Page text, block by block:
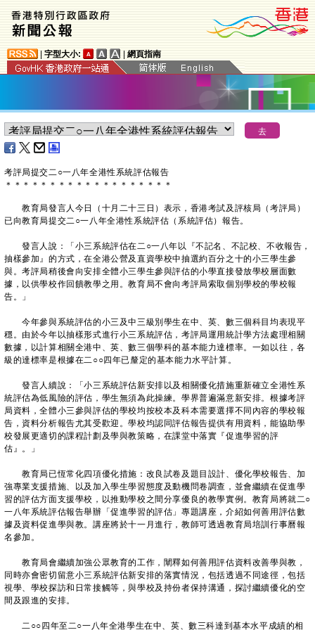
字型大小: 網頁指南
考評局提交二○一八年全港性系統評估報告
＊ ＊ ＊ ＊ ＊ ＊ ＊ ＊ ＊ ＊ ＊ ＊ ＊ ＊ ＊ ＊ ＊ ＊ ＊
教育局發言人今日（十月二十三日）表示，香港考試及評核局（考評局）
已向教育局提交二○一八年全港性系統評估（系統評估）報告。
發言人說：「小三系統評估在二○一八年以『不記名、不記校、不收報告，
抽樣參加』的方式，在全港公營及直資學校中抽選約百分之十的小三學生參
與。考評局稍後會向安排全體小三學生參與評估的小學直接發放學校層面數
據，以供學校作回饋教學之用。教育局不會向考評局索取個別學校的學校報
告。」
今年參與系統評估的小三及中三級別學生在中、英、數三個科目均表現平
穩。由於今年以抽樣形式進行小三系統評估，考評局運用統計學方法處理相關
數據，以計算相關全港中、英、數三個學科的基本能力達標率。一如以往，各
級的達標率是根據在二○○四年已釐定的基本能力水平計算。
發言人續說：「小三系統評估新安排以及相關優化措施重新確立全港性系
統評估為低風險的評估，學生無須為此操練。學界普遍滿意新安排。根據考評
局資料，全體小三參與評估的學校均按校本及科本需要選擇不同內容的學校報
告，資料分析報告尤其受歡迎。學校均認同評估報告提供有用資料，能協助學
校發展更適切的課程計劃及學與教策略，在課堂中落實『促進學習的評
估』。」
教育局已恆常化四項優化措施：改良試卷及題目設計、優化學校報告、加
強專業支援措施、以及加入學生學習態度及動機問卷調查，並會繼續在促進學
習的評估方面支援學校，以推動學校之間分享優良的教學實例。教育局將就二○
一八年系統評估報告舉辦「促進學習的評估」專題講座，介紹如何善用評估數
據及資料促進學與教。講座將於十一月進行，教師可透過教育局培訓行事曆報
名參加。
教育局會繼續加強公眾教育的工作，闡釋如何善用評估資料改善學與教，
同時亦會密切留意小三系統評估新安排的落實情況，包括透過不同途徑，包括
視學、學校探訪和日常接觸等，與學校及持份者保持溝通，探討繼續優化的空
間及跟進的安排。
二○○四年至二○一八年全港學生在中、英、數三科達到基本水平成績的相